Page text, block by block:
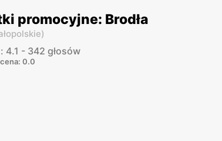
promocyjne: Brodła
)
4.1 - 342 głosów
0.0